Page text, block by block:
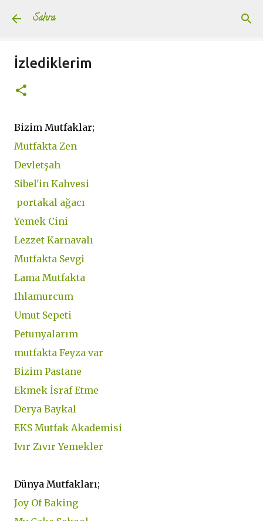
Sahra
İzlediklerim
Bizim Mutfaklar;
Mutfakta Zen
Devletşah
Sibel'in Kahvesi
portakal ağacı
Yemek Cini
Lezzet Karnavalı
Mutfakta Sevgi
Lama Mutfakta
Ihlamurcum
Umut Sepeti
Petunyalarım
mutfakta Feyza var
Bizim Pastane
Ekmek İsraf Etme
Derya Baykal
EKS Mutfak Akademisi
Ivır Zıvır Yemekler
Dünya Mutfakları;
Joy Of Baking